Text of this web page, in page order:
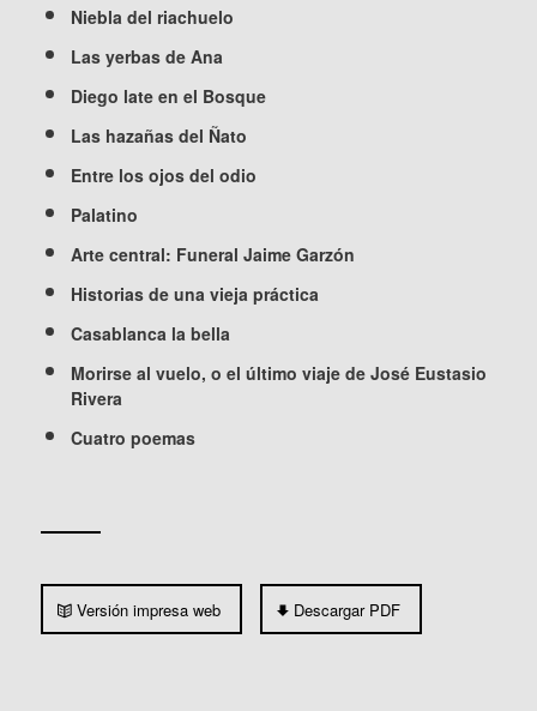
Niebla del riachuelo
Las yerbas de Ana
Diego late en el Bosque
Las hazañas del Ñato
Entre los ojos del odio
Palatino
Arte central: Funeral Jaime Garzón
Historias de una vieja práctica
Casablanca la bella
Morirse al vuelo, o el último viaje de José Eustasio
Rivera
Cuatro poemas
Versión impresa web Descargar PDF